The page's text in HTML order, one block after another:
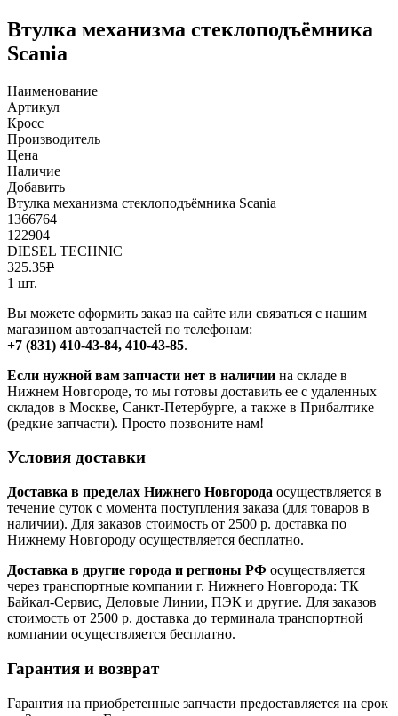
Втулка механизма стеклоподъёмника
Scania
Наименование
Артикул
Кросс
Производитель
Цена
Наличие
Добавить
Втулка механизма стеклоподъёмника Scania
1366764
122904
DIESEL TECHNIC
325.35Р
1 шт.
Вы можете оформить заказ на сайте или связаться с нашим
магазином автозапчастей по телефонам:
+7 (831) 410-43-84, 410-43-85.
Если нужной вам запчасти нет в наличии на складе в
Нижнем Новгороде, то мы готовы доставить ее с удаленных
складов в Москве, Санкт-Петербурге, а также в Прибалтике
(редкие запчасти). Просто позвоните нам!
Условия доставки
Доставка в пределах Нижнего Новгорода осуществляется в
течение суток с момента поступления заказа (для товаров в
наличии). Для заказов стоимость от 2500 р. доставка по
Нижнему Новгороду осуществляется бесплатно.
Доставка в другие города и регионы РФ осуществляется
через транспортные компании г. Нижнего Новгорода: ТК
Байкал-Сервис, Деловые Линии, ПЭК и другие. Для заказов
стоимость от 2500 р. доставка до терминала транспортной
компании осуществляется бесплатно.
Гарантия и возврат
Гарантия на приобретенные запчасти предоставляется на срок